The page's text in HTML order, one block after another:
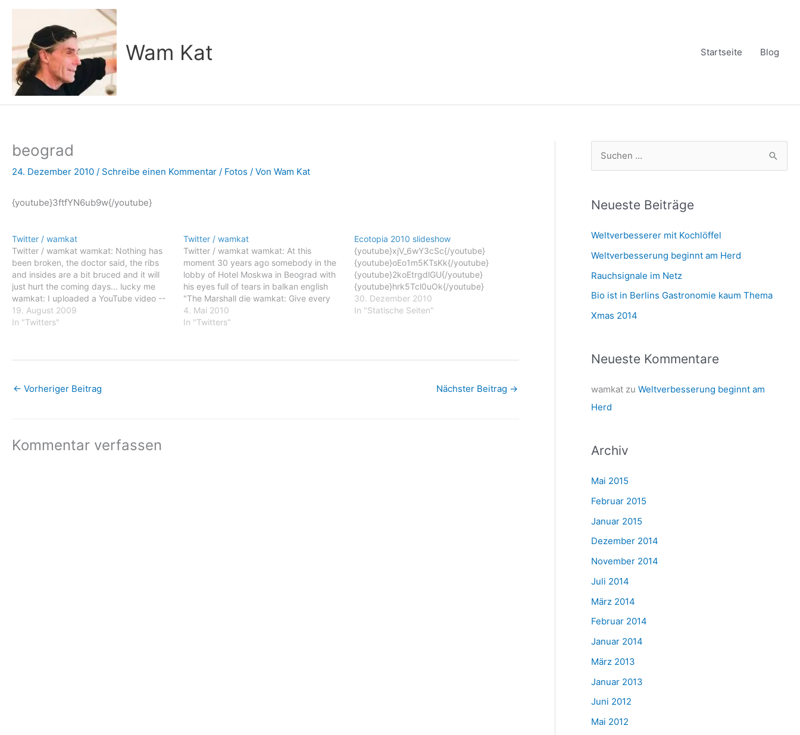
Zum
springen
Wam Kat Startseite Blog
beograd
24. Dezember 2010 / Schreibe einen Kommentar / Fotos / Von Wam Kat
{youtube}3ftfYN6ub9w{/youtube}
Twitter / wamkat
Twitter / wamkat wamkat: Nothing has
been broken, the doctor said, the ribs
and insides are a bit bruced and it will
just hurt the coming days... lucky me
wamkat: I uploaded a YouTube video --
Mokrin ein kleine spazier durch das
Roma teil von stadtchen
19. August 2009
In "Twitters"
Twitter / wamkat
Twitter / wamkat wamkat: At this
moment 30 years ago somebody in the
lobby of Hotel Moskwa in Beograd with
his eyes full of tears in balkan english
"The Marshall die wamkat: Give every
person in Greece 1/4 miilion Euro and
forget about the country... (is a lot
4. Mai 2010
In "Twitters"
Ecotopia 2010 slideshow
{youtube}xjV_6wY3cSc{/youtube}
{youtube}oEo1m5KTsKk{/youtube}
{youtube}2koEtrgdlGU{/youtube}
{youtube}hrk5Tcl0uOk{/youtube}
30. Dezember 2010
In "Statische Seiten"
← Vorheriger Beitrag Nächster Beitrag →
Kommentar verfassen
h
n
n
a
c
h
Neueste Beiträge
Weltverbesserer mit Kochlöffel
Weltverbesserung beginnt am Herd
Rauchsignale im Netz
Bio ist in Berlins Gastronomie kaum Thema
Xmas 2014
Neueste Kommentare
wamkatzu Weltverbesserung beginnt am
Herd
Archiv
Mai 2015
Februar 2015
Januar 2015
Dezember 2014
November 2014
Juli 2014
März 2014
Februar 2014
Januar 2014
März 2013
Januar 2013
Juni 2012
Mai 2012